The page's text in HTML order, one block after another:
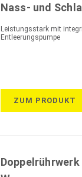
Nass- und
Leistungsstark mit
Entleerungspumpe
ZUM PRODUKT